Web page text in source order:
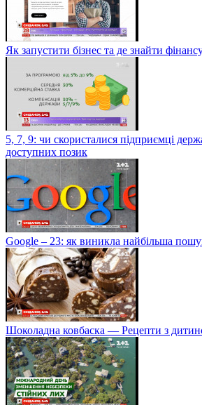
Як запустити бізнес та де знайти
5, 7, 9: чи скористалися підприємці
доступних позик
Google – 23: як виникла найбільша
Шоколадна ковбаска — Рецепти з